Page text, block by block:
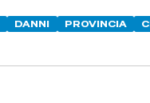
DANNI PROVINCIA